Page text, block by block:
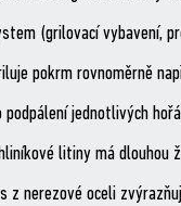
(grilovací vybavení,
pokrm rovnoměrně
jednotlivých
litiny má dlouhou
z nerezové oceli